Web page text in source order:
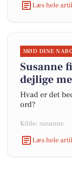
Læs hele
MØD DINE
Susanne
dejlige
Hvad er det
ord?
Kilde: susanne
Læs hele